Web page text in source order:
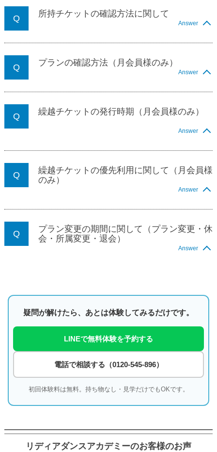
所持チケットの確認方法に関して
Answer
プランの確認方法（月会員様のみ）
Answer
繰越チケットの発行時期（月会員様のみ）
Answer
繰越チケットの優先利用に関して（月会員様
のみ）
Answer
プラン変更の期間に関して（プラン変更・休
会・所属変更・退会）
Answer
疑問が解けたら、あとは体験してみるだけです。
LINEで無料体験を予約する
電話で相談する（0120-545-896）
初回体験料は無料。持ち物なし・見学だけでもOKです。
リディアダンスアカデミーのお客様のお声